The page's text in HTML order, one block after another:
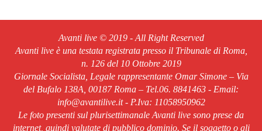
Avanti live © 2019 - All Right Reserved
Avanti live è una testata registrata presso il Tribunale di Roma,
n. 126 del 10 Ottobre 2019
Giornale Socialista, Legale rappresentante Omar Simone – Via
del Bufalo 138A, 00187 Roma – Tel.06. 8841463 - Email:
info@avantilive.it - P.Iva: 11058950962
Le foto presenti sul plurisettimanale Avanti live sono prese da
internet, quindi valutate di pubblico dominio. Se il soggetto o gli